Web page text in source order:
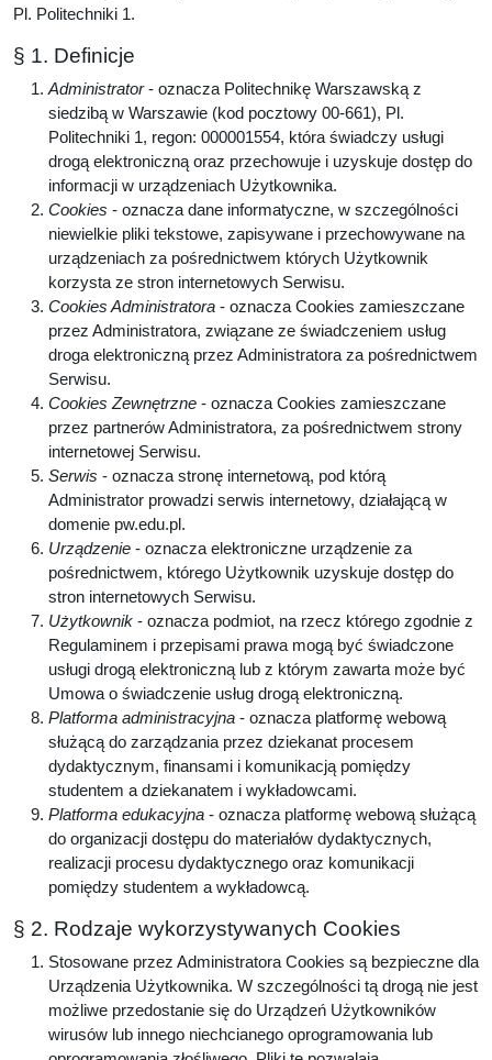
Pl. Politechniki 1.
§ 1. Definicje
Administrator- oznacza Politechnikę Warszawską z
siedzibą w Warszawie (kod pocztowy 00-661), Pl.
Politechniki 1, regon: 000001554, która świadczy usługi
drogą elektroniczną oraz przechowuje i uzyskuje dostęp do
informacji w urządzeniach Użytkownika.
Cookies - oznacza dane informatyczne, w szczególności
niewielkie pliki tekstowe, zapisywane i przechowywane na
urządzeniach za pośrednictwem których Użytkownik
korzysta ze stron internetowych Serwisu.
Cookies Administratora - oznacza Cookies zamieszczane
przez Administratora, związane ze świadczeniem usług
droga elektroniczną przez Administratora za pośrednictwem
Serwisu.
Cookies Zewnętrzne - oznacza Cookies zamieszczane
przez partnerów Administratora, za pośrednictwem strony
internetowej Serwisu.
Serwis - oznacza stronę internetową, pod którą
Administrator prowadzi serwis internetowy, działającą w
domenie pw.edu.pl.
Urządzenie - oznacza elektroniczne urządzenie za
pośrednictwem, którego Użytkownik uzyskuje dostęp do
stron internetowych Serwisu.
Użytkownik - oznacza podmiot, na rzecz którego zgodnie z
Regulaminem i przepisami prawa mogą być świadczone
usługi drogą elektroniczną lub z którym zawarta może być
Umowa o świadczenie usług drogą elektroniczną.
Platforma administracyjna - oznacza platformę webową
służącą do zarządzania przez dziekanat procesem
dydaktycznym, finansami i komunikacją pomiędzy
studentem a dziekanatem i wykładowcami.
Platforma edukacyjna - oznacza platformę webową służącą
do organizacji dostępu do materiałów dydaktycznych,
realizacji procesu dydaktycznego oraz komunikacji
pomiędzy studentem a wykładowcą.
§ 2. Rodzaje wykorzystywanych Cookies
Stosowane przez Administratora Cookies są bezpieczne dla
Urządzenia Użytkownika. W szczególności tą drogą nie jest
możliwe przedostanie się do Urządzeń Użytkowników
wirusów lub innego niechcianego oprogramowania lub